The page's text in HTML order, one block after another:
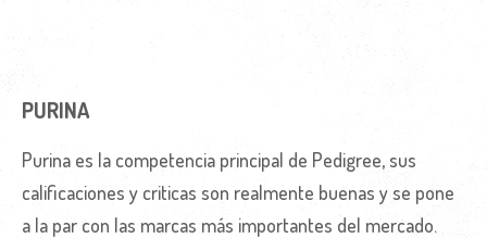
PURINA
Purina es la competencia principal de Pedigree, sus
calificaciones y criticas son realmente buenas y se pone
a la par con las marcas más importantes del mercado.